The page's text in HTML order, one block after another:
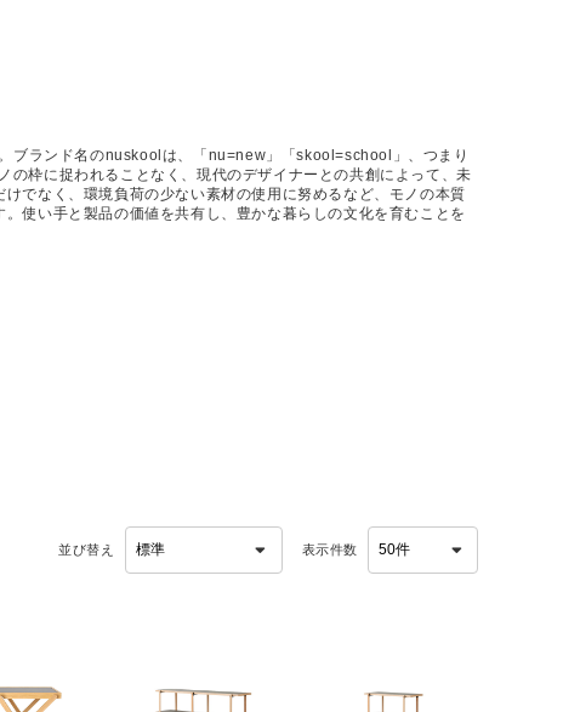
ブランド名のnuskoolは、「nu=new」「skool=school」、つまり
枠に捉われることなく、現代のデザイナーとの共創によって、未
でなく、環境負荷の少ない素材の使用に努めるなど、モノの本質
使い手と製品の価値を共有し、豊かな暮らしの文化を育むことを
並び替え 表示件数